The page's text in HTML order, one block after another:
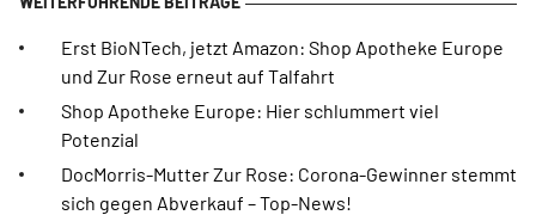
Erst BioNTech, jetzt Amazon: Shop Apotheke Europe
und Zur Rose erneut auf Talfahrt
Shop Apotheke Europe: Hier schlummert viel
Potenzial
DocMorris-Mutter Zur Rose: Corona-Gewinner stemmt
sich gegen Abverkauf – Top-News!